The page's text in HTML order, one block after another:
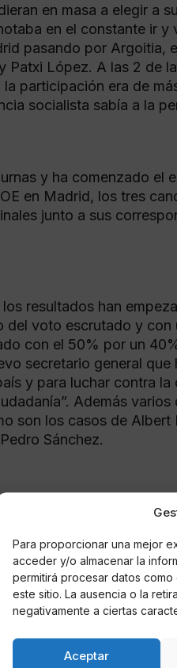
Para proporcionar una mejor
acceder y/o almacenar la
permitirá procesar datos
este sitio. La ausencia o la
negativamente a ciertas
Aceptar
en masa a elegir a
en el constante ir y
pasando por Argoitia,
Patxi López. A las 2 de
participación era de
socialista sabía a la
y ha comenzado el
en Madrid, los tres
junto a sus
resultados han
del voto escrutado y
con el 50% por un
secretario general que
y para luchar contra
Además
son los casos de Albert
Sánchez.